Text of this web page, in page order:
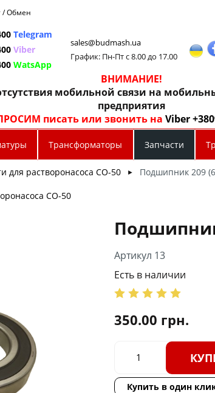
/ Обмен
Telegram
Viber
WatsApp
sales@budmash.ua
График: Пн-Пт с 8.00 до 17.00
ВНИМАНИЕ!
мобильной связи на
предприятия
писать или звонить наViber
Трансформаторы Запчасти
для растворонасоса СО-50 ► Подшипник 209
СО-50
Артикул 13
Есть в наличии
350.00 грн.
Купить в один